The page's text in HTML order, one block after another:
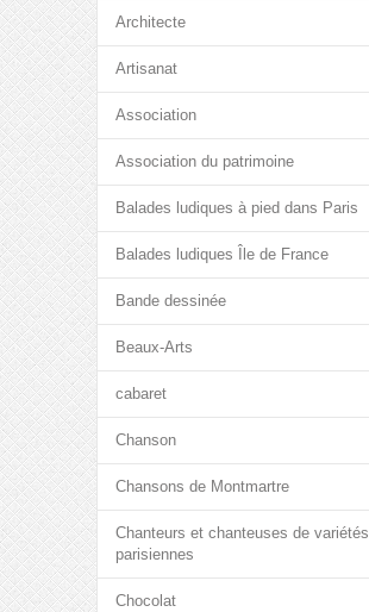
Architecte
Artisanat
Association
Association du patrimoine
Balades ludiques à pied dans Paris
Balades ludiques Île de France
Bande dessinée
Beaux-Arts
cabaret
Chanson
Chansons de Montmartre
Chanteurs et chanteuses de variétés
parisiennes
Chocolat